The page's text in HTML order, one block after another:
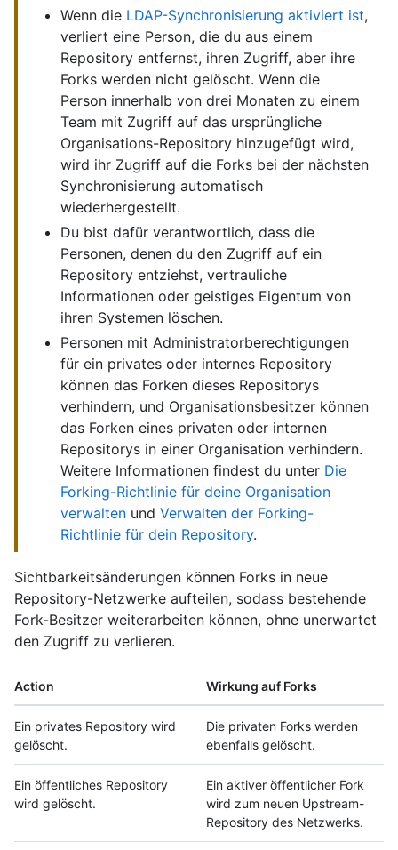
Wenn die LDAP-Synchronisierung aktiviert ist,
verliert eine Person, die du aus einem
Repository entfernst, ihren Zugriff, aber ihre
Forks werden nicht gelöscht. Wenn die
Person innerhalb von drei Monaten zu einem
Team mit Zugriff auf das ursprüngliche
Organisations-Repository hinzugefügt wird,
wird ihr Zugriff auf die Forks bei der nächsten
Synchronisierung automatisch
wiederhergestellt.
Du bist dafür verantwortlich, dass die
Personen, denen du den Zugriff auf ein
Repository entziehst, vertrauliche
Informationen oder geistiges Eigentum von
ihren Systemen löschen.
Personen mit Administratorberechtigungen
für ein privates oder internes Repository
können das Forken dieses Repositorys
verhindern, und Organisationsbesitzer können
das Forken eines privaten oder internen
Repositorys in einer Organisation verhindern.
Weitere Informationen findest du unter Die
Forking-Richtlinie für deine Organisation
verwalten und Verwalten der Forking-
Richtlinie für dein Repository.
Sichtbarkeitsänderungen können Forks in neue
Repository-Netzwerke aufteilen, sodass bestehende
Fork-Besitzer weiterarbeiten können, ohne unerwartet
den Zugriff zu verlieren.
Action Wirkung auf Forks
Ein privates Repository wird
gelöscht.
Die privaten Forks werden
ebenfalls gelöscht.
Ein öffentliches Repository
wird gelöscht.
Ein aktiver öffentlicher Fork
wird zum neuen Upstream-
Repository des Netzwerks.